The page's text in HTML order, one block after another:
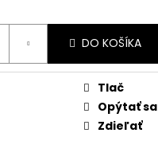
DO KOŠÍKA
Tlač
Opýtať sa
Zdieľať